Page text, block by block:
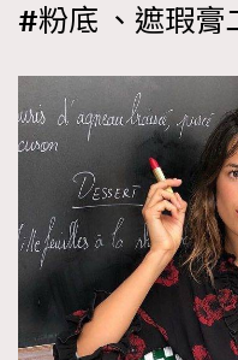
#粉底 、遮瑕膏